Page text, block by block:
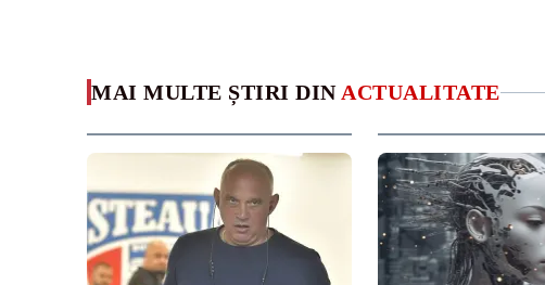
MAI MULTE ȘTIRI DIN ACTUALITATE